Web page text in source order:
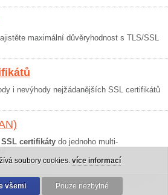
maximální důvěryhodnost s TLS/SSL
i nevýhody nejžádanějších SSL certifikátů
SSL certifikáty do jednoho multi-
|30 dní záruka
soubory cookies. více informací
všemi Pouze nezbytné